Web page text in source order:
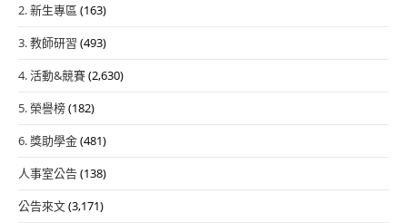
2. 新生專區 (163)
3. 教師研習 (493)
4. 活動&競賽(2,630)
5. 榮譽榜(182)
6. 獎助學金(481)
人事室公告(138)
公告來文(3,171)